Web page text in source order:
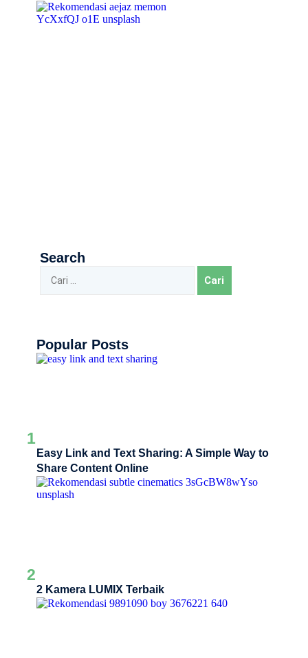
Search
Popular Posts
1
Easy Link and Text Sharing: A Simple Way to
Share Content Online
2
2 Kamera LUMIX Terbaik